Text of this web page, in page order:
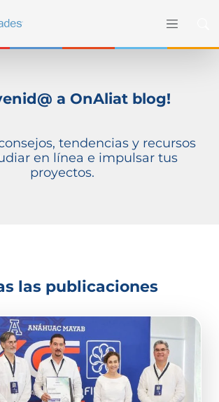
a OnAliat blog!
tendencias y recursos
en línea e impulsar tus
proyectos.
las publicaciones